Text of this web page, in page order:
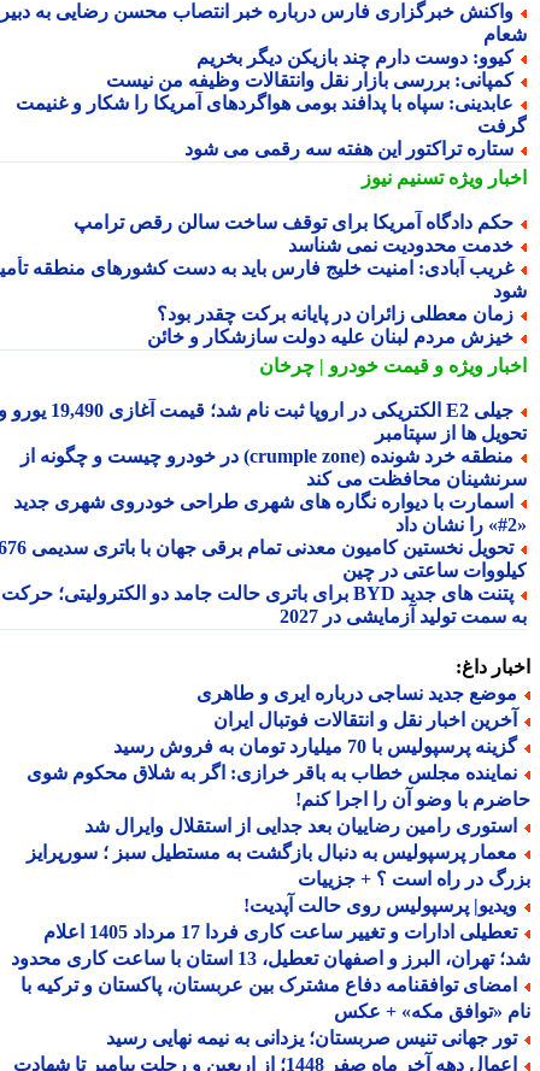
خبرگزاری فارس درباره خبر انتصاب محسن رضایی به دبیری
دوست دارم چند بازیکن دیگر بخریم
بررسی بازار نقل وانتقالات وظیفه من نیست
سپاه با پدافند بومی هواگردهای آمریکا را شکار و غنیمت
تراکتور این هفته سه رقمی می شود
ویژهتسنیم نیوز
دادگاه آمریکا برای توقف ساخت سالن رقص ترامپ
محدودیت نمی شناسد
آبادی: امنیت خلیج فارس باید به دست کشورهای منطقه تأمین
معطلی زائران در پایانه برکت چقدر بود؟
مردم لبنان علیه دولت سازشکار و خائن
ویژهو قیمت خودرو | چرخان
جیلی E2 الکتریکی در اروپا ثبت نام شد؛ قیمت آغازی 19,490 یورو و
ها از سپتامبر
منطقه خرد شونده (crumple zone) در خودرو چیست و چگونه از
محافظت می کند
با دیواره نگاره های شهری طراحی خودروی شهری جدید
تحویل نخستین کامیون معدنی تمام برقی جهان با باتری سدیمی 676
ساعتی در چین
پتنت های جدید BYD برای باتری حالت جامد دو الکترولیتی؛ حرکت
سمت تولید آزمایشی در 2027
داغ:
جدید نساجی درباره ایری و طاهری
اخبار نقل و انتقالات فوتبال ایران
پرسپولیس با 70 میلیارد تومان به فروش رسید
مجلس خطاب به باقر خرازی: اگر به شلاق محکوم شوی
با وضو آن را اجرا کنم!
رامین رضاییان بعد جدایی از استقلال وایرال شد
پرسپولیس به دنبال بازگشت به مستطیل سبز ؛ سورپرایز
در راه است ؟ + جزییات
پرسپولیس روی حالت آپدیت!
تعطیلی ادارات و تغییر ساعت کاری فردا 17 مرداد 1405 اعلام
البرز و اصفهان تعطیل، 13 استان با ساعت کاری محدود
توافقنامه دفاع مشترک بین عربستان، پاکستان و ترکیه با
«توافق مکه» + عکس
جهانی تنیس صربستان؛ یزدانی به نیمه نهایی رسید
اعمال دهه آخر ماه صفر 1448؛ از اربعین و رحلت پیامبر تا شهادت